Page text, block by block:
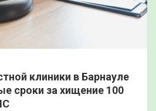
клиники в Барнауле
сроки за хищение 100